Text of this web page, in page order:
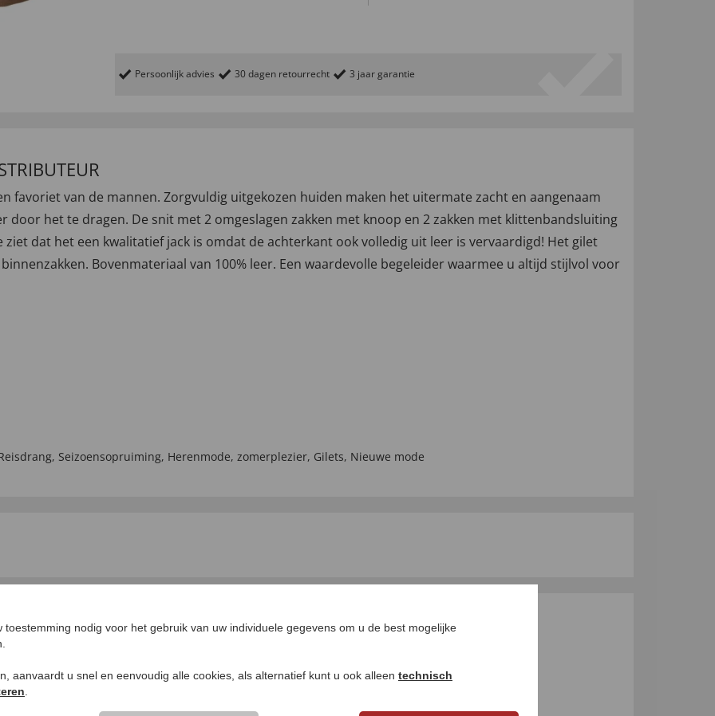
Persoonlijk advies 30 dagen retourrecht 3 jaar garantie
favoriet van de mannen. Zorgvuldig uitgekozen huiden maken het uitermate zacht en aangenaam
door het te dragen. De snit met 2 omgeslagen zakken met knoop en 2 zakken met klittenbandsluiting
ziet dat het een kwalitatief jack is omdat de achterkant ook volledig uit leer is vervaardigd! Het gilet
Bovenmateriaal van 100% leer. Een waardevolle begeleider waarmee u altijd stijlvol voor
, Seizoensopruiming, Herenmode, zomerplezier, Gilets, Nieuwe mode
>>
UW PRODUCTVRAGEN
Vraag stellen
nodig voor het gebruik van uw individuele gegevens om u de best mogelijke
aanvaardt u snel en eenvoudig alle cookies, als alternatief kunt u ook alleen technisch